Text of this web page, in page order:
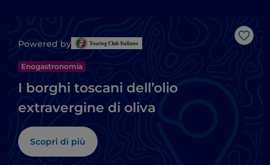
Like
Powered by
Enogastronomia
I borghi toscani dell’olio
extravergine di oliva
Scopri di più